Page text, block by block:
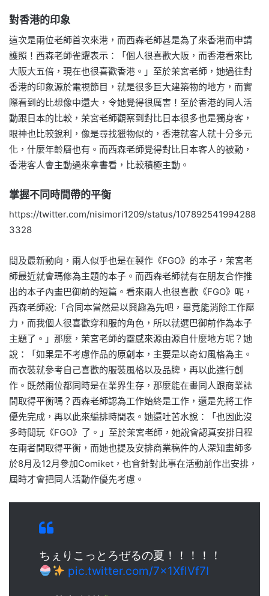
對香港的印象
這次是兩位老師首次來港，而西森老師甚是為了來香港而申請
護照！西森老師雀躍表示：「個人很喜歡大阪，而香港看來比
大阪大五倍，現在也很喜歡香港。」至於茉宮老師，她過往對
香港的印象源於電視節目，就是很多巨大建築物的地方，而實
際看到的比想像中還大，令她覺得很厲害！至於香港的同人活
動跟日本的比較，茉宮老師觀察到對比日本很多也是獨身客，
眼神也比較銳利，像是尋找獵物似的，香港就客人就十分多元
化，什麼年齡層也有。而西森老師覺得對比日本客人的被動，
香港客人會主動過來拿書看，比較積極主動。
掌握不同時間帶的平衡
https://twitter.com/nisimori1209/status/107892541994288
3328
問及最新動向，兩人似乎也是在製作《FGO》的本子，茉宮老
師最近就會瑪修為主題的本子。而西森老師就有在朋友合作推
出的本子內畫巴御前的短篇。看來兩人也很喜歡《FGO》呢，
西森老師說:「合同本當然是以興趣為先吧，畢竟能消除工作壓
力，而我個人很喜歡穿和服的角色，所以就選巴御前作為本子
主題了。」那麼，茉宮老師的靈感來源由源自什麼地方呢？她
說：「如果是不考慮作品的原創本，主要是以奇幻風格為主。
而衣裝就參考自己喜歡的服裝風格以及品牌，再以此進行創
作。既然兩位都同時是在業界生存，那麼能在畫同人跟商業誌
間取得平衡嗎？西森老師認為工作始終是工作，還是先將工作
優先完成，再以此來編排時間表。她還吐苦水說：「也因此沒
多時間玩《FGO》了。」至於茉宮老師，她說會認真安排日程
在兩者間取得平衡，而她也提及安排商業稿件的人深知畫師多
於8月及12月參加Comiket，也會針對此事在活動前作出安排，
屆時才會把同人活動作優先考慮。
ちぇりこっとろぜるの夏！！！！！
pic.twitter.com/7x1XflVf7I